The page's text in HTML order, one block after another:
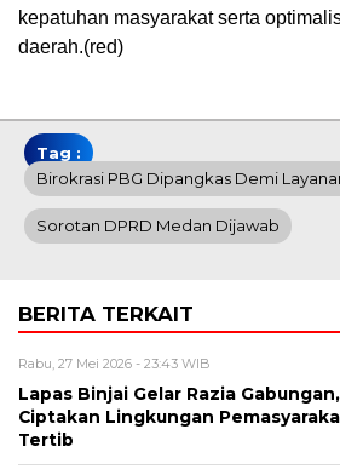
kepatuhan masyarakat serta
daerah.(red)
Tag :
Birokrasi PBG Dipangkas Demi
Sorotan DPRD Medan Dijawab
BERITA TERKAIT
Rabu, 27 Mei 2026 - 23:43 WIB
Lapas Binjai Gelar Razia
Ciptakan Lingkungan
Tertib